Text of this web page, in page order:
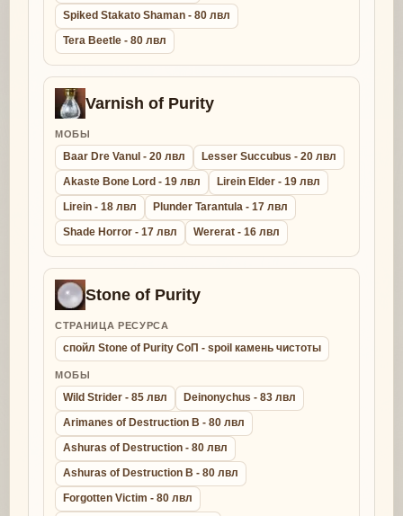
Spiked Stakato Shaman - 80 лвл
Tera Beetle - 80 лвл
Varnish of Purity
МОБЫ
Baar Dre Vanul - 20 лвл
Lesser Succubus - 20 лвл
Akaste Bone Lord - 19 лвл
Lirein Elder - 19 лвл
Lirein - 18 лвл
Plunder Tarantula - 17 лвл
Shade Horror - 17 лвл
Wererat - 16 лвл
Stone of Purity
СТРАНИЦА РЕСУРСА
спойл Stone of Purity СоП - spoil камень чистоты
МОБЫ
Wild Strider - 85 лвл
Deinonychus - 83 лвл
Arimanes of Destruction B - 80 лвл
Ashuras of Destruction - 80 лвл
Ashuras of Destruction B - 80 лвл
Forgotten Victim - 80 лвл